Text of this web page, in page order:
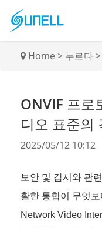
Home > 누르다>
ONVIF 프로
디오 표준의
2025/05/12 10:12
보안 및 감시와 관
활한 통합이 무엇
Network Video